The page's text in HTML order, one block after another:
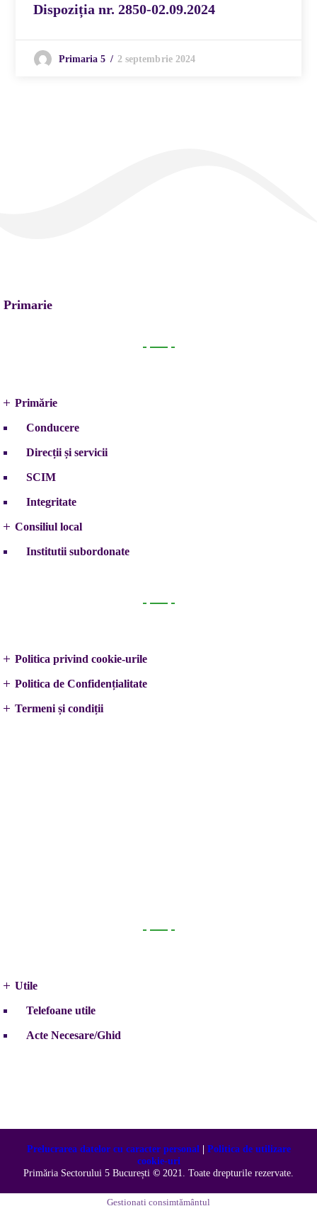
Dispoziția nr. 2850-02.09.2024
Primaria 5 2 septembrie 2024
Primarie
Primărie
Conducere
Direcții și servicii
SCIM
Integritate
Consiliul local
Institutii subordonate
Politica privind cookie-urile
Politica de Confidențialitate
Termeni și condiții
Utile
Telefoane utile
Acte Necesare/Ghid
Prelucrarea datelor cu caracter personal| Politica de utilizare
cookie-uri
Primăria Sectorului 5 București ©️ 2021. Toate drepturile rezervate.
Gestionați consimțământul